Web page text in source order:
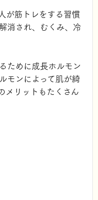
が筋トレをする習慣
消され、むくみ、冷
ために成長ホルモン
モンによって肌が綺
メリットもたくさん